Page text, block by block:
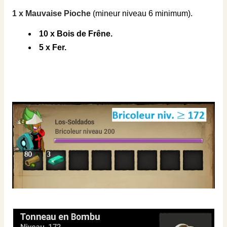
1 x Mauvaise Pioche (mineur niveau 6 minimum).
10 x Bois de Frêne.
5 x Fer.